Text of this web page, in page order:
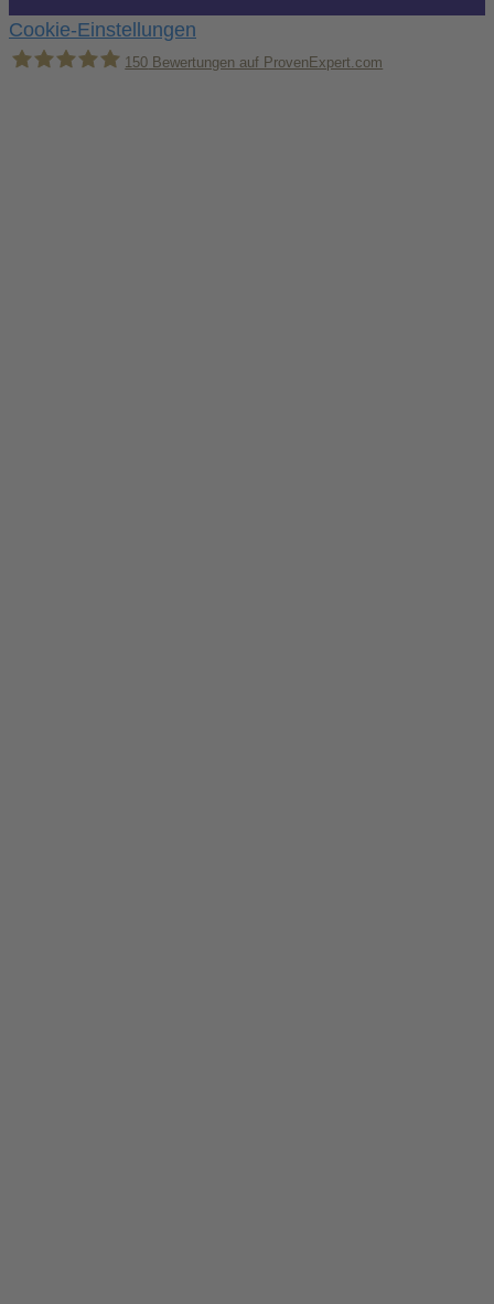
Cookie-Einstellungen
150 Bewertungen auf ProvenExpert.com